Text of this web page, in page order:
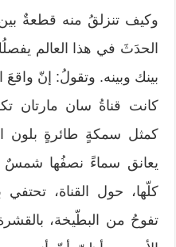
وكيف تنزلقُ منه قطعةٌ
الحدَثَ في هذا العالم
بينك وبينه. وتقولُ: إنّ واقعَ
كانت قناةُ سان مارتان
كمثل سمكةٍ طائرةٍ بلون
يعانق سماءً نصفُها شمسٌ
كلّها، حول القناة، تحتفي
تفوحُ من البطّيخة،